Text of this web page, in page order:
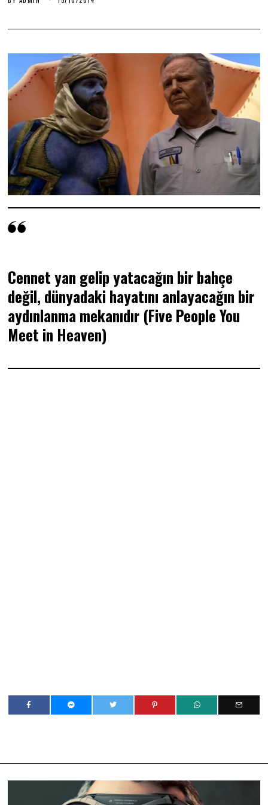
1
2
0
1
4
Cennet yan gelip yatacağın bir bahçe
değil, dünyadaki hayatını anlayacağın bir
aydınlanma mekanıdır (Five People You
Meet in Heaven)